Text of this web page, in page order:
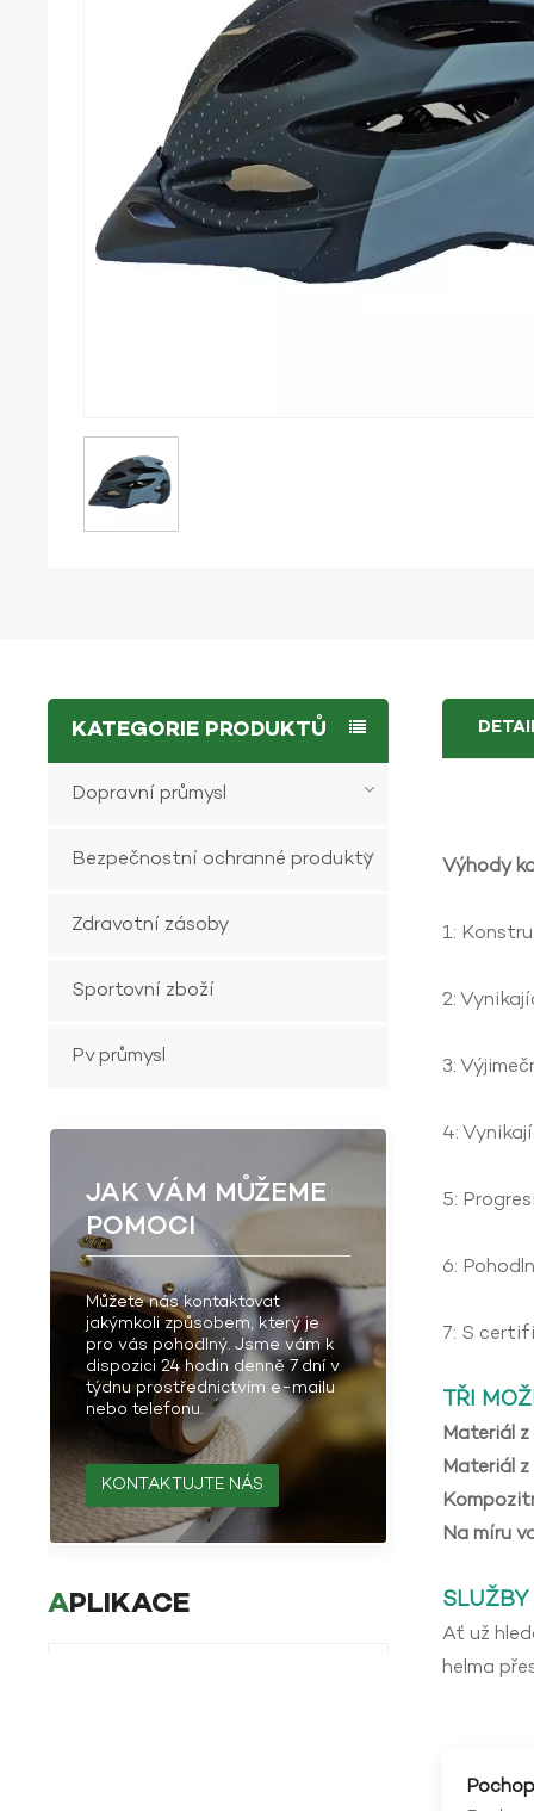
Výhody
1:
2:
3:
4:
5:
6:
7: S
TŘI
Materiál
Materiál
Na míru
Ať už
helma
KATEGORIE PRODUKTŮ
Dopravní průmysl
Bezpečnostní ochranné produkty
Zdravotní zásoby
Sportovní zboží
Pv průmysl
JAK VÁM MŮŽEME
POMOCI
Můžete nás kontaktovat
jakýmkoli způsobem, který je
pro vás pohodlný. Jsme vám k
dispozici 24 hodin denně 7 dní v
týdnu prostřednictvím e-mailu
nebo telefonu.
KONTAKTUJTE NÁS
APLIKACE